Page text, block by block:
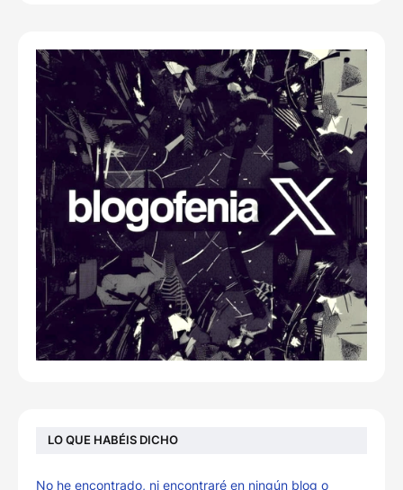
LO QUE HABÉIS DICHO
No he encontrado, ni encontraré en ningún blog o